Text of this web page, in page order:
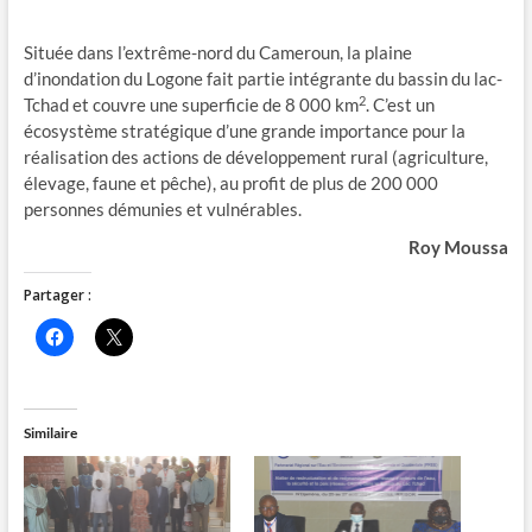
Située dans l’extrême-nord du Cameroun, la plaine
d’inondation du Logone fait partie intégrante du bassin du lac-
Tchad et couvre une superficie de 8 000 km2. C’est un
écosystème stratégique d’une grande importance pour la
réalisation des actions de développement rural (agriculture,
élevage, faune et pêche), au profit de plus de 200 000
personnes démunies et vulnérables.
Roy Moussa
Partager :
C
l
e
z
p
o
u
r
p
a
C
l
o
u
r
p
a
Similaire